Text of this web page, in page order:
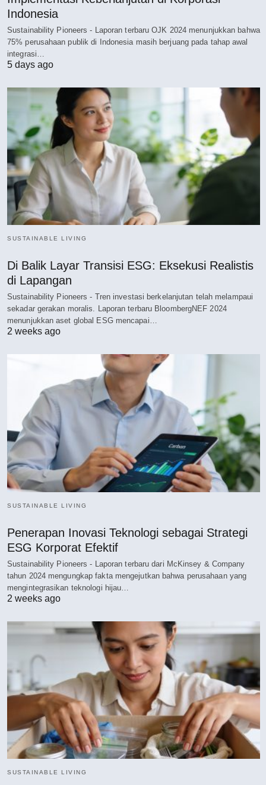
Indonesia
Sustainability Pioneers - Laporan terbaru OJK 2024 menunjukkan bahwa
75% perusahaan publik di Indonesia masih berjuang pada tahap awal
integrasi…
5 days ago
SUSTAINABLE LIVING
Di Balik Layar Transisi ESG: Eksekusi Realistis
di Lapangan
Sustainability Pioneers - Tren investasi berkelanjutan telah melampaui
sekadar gerakan moralis. Laporan terbaru BloombergNEF 2024
menunjukkan aset global ESG mencapai…
2 weeks ago
SUSTAINABLE LIVING
Penerapan Inovasi Teknologi sebagai Strategi
ESG Korporat Efektif
Sustainability Pioneers - Laporan terbaru dari McKinsey & Company
tahun 2024 mengungkap fakta mengejutkan bahwa perusahaan yang
mengintegrasikan teknologi hijau…
2 weeks ago
SUSTAINABLE LIVING